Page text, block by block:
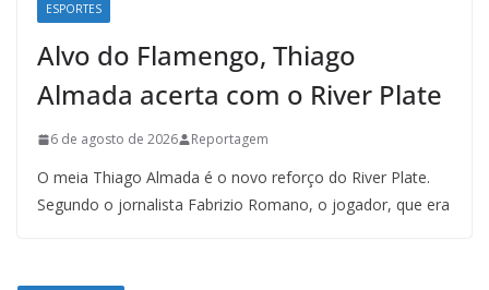
ESPORTES
Alvo do Flamengo, Thiago
Almada acerta com o River Plate
6 de agosto de 2026 Reportagem
O meia Thiago Almada é o novo reforço do River Plate.
Segundo o jornalista Fabrizio Romano, o jogador, que era